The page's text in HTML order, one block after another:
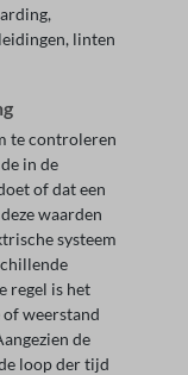
linten
te controleren
in de
of dat een
waarden
systeem
regel is het
weerstand
de
loop der tijd